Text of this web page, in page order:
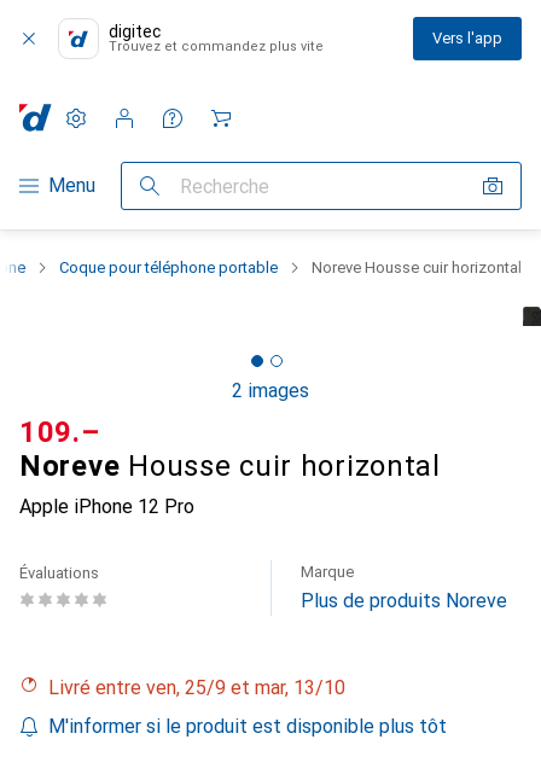
digitec
Trouvez et commandez plus vite Vers l'app
Navigation par catégorie
Menu Recherche
Paramètres
Compte client
Listes de comparaison
Listes d'envies
Panier
Coque pour téléphone portable Noreve Housse cuir horizontal
2 images
Noreve Housse cuir horizontal
Apple iPhone 12 Pro
CHF
109.–
Évaluations Marque
Plus de produits Noreve
Livré entre ven, 25/9 et mar, 13/10
M'informer si le produit est disponible plus tôt